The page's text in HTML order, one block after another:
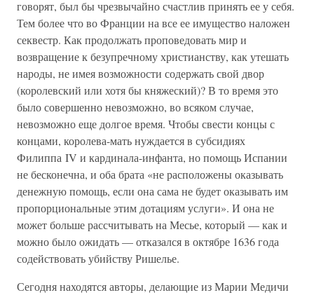
говорят, был бы чрезвычайно счастлив принять ее у себя.
Тем более что во Франции на все ее имущество наложен
секвестр. Как продолжать проповедовать мир и
возвращение к безупречному христианству, как утешать
народы, не имея возможности содержать свой двор
(королевский или хотя бы княжеский)? В то время это
было совершенно невозможно, во всяком случае,
невозможно еще долгое время. Чтобы свести концы с
концами, королева-мать нуждается в субсидиях
Филиппа IV и кардинала-инфанта, но помощь Испании
не бесконечна, и оба брата «не расположены оказывать
денежную помощь, если она сама не будет оказывать им
пропорциональные этим дотациям услуги». И она не
может больше рассчитывать на Месье, который — как и
можно было ожидать — отказался в октябре 1636 года
содействовать убийству Ришелье.
Сегодня находятся авторы, делающие из Марии Медичи